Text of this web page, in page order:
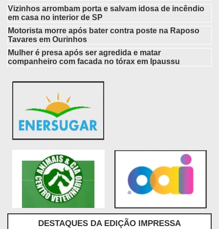
Vizinhos arrombam porta e salvam idosa de incêndio
em casa no interior de SP
Motorista morre após bater contra poste na Raposo
Tavares em Ourinhos
Mulher é presa após ser agredida e matar
companheiro com facada no tórax em Ipaussu
DESTAQUES DA EDIÇÃO IMPRESSA